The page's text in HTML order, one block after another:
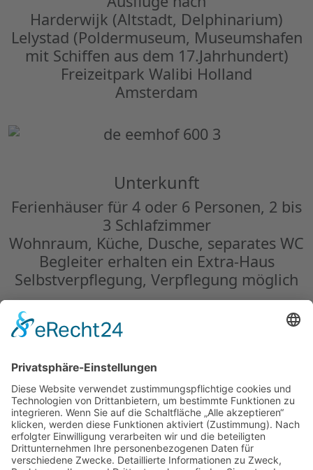
Harderwijk (Altstadt, Delphinarium)
Lelystad (Poldermuseum, Museumshafen
mit Schiffen aus dem 17.Jahrhundert)
Freizeitpark Walibi Holland
Amsterdam
Unterkunft
Ferienhäuser für 4 oder 6 Personen, 2 bis
3 Schlafzimmer
Wohnraum, Küche, Dusche, separates WC
Begleiter erhalten ein Extra-Haus
Selbstverpflegung, Verpflegung möglich
Sie erhalten ein individuelles Angebot.
Buchungsanfrage